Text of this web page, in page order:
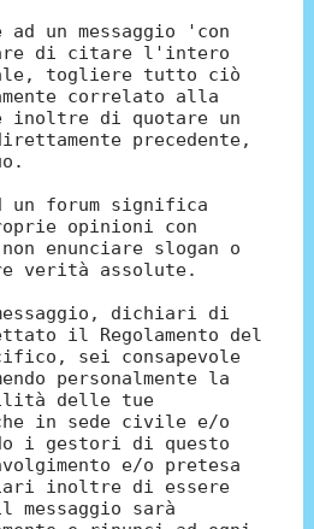
un messaggio 'con
di citare l'intero
togliere tutto ciò
correlato alla
inoltre di quotare un
precedente,
un forum significa
opinioni con
enunciare slogan o
verità assolute.
dichiari di
il Regolamento del
sei consapevole
personalmente la
delle tue
in sede civile e/o
i gestori di questo
e/o pretesa
inoltre di essere
messaggio sarà